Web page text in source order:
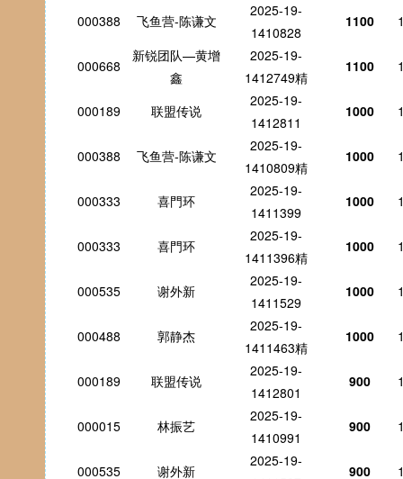
000388 飞鱼营-陈谦文
2025-19-
1410828
1100
000668
新锐团队—黄增
鑫
2025-19-
1412749精
1100
000189 联盟传说
2025-19-
1412811
1000
000388 飞鱼营-陈谦文
2025-19-
1410809精
1000
000333 喜門环
2025-19-
1411399
1000
000333 喜門环
2025-19-
1411396精
1000
000535 谢外新
2025-19-
1411529
1000
000488 郭静杰
2025-19-
1411463精
1000
000189 联盟传说
2025-19-
1412801
900
000015 林振艺
2025-19-
1410991
900
000535 谢外新
2025-19-
900